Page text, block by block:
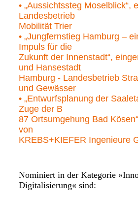
• „Aussichtssteg Moselblick“,
Landesbetrieb
Mobilität Trier
• „Jungfernstieg Hamburg –
Impuls für die
Zukunft der Innenstadt“,
und Hansestadt
Hamburg - Landesbetrieb
und Gewässer
• „Entwurfsplanung der
Zuge der B
87 Ortsumgehung Bad
von
KREBS+KIEFER Ingenieure
Nominiert in der Kategorie
Digitalisierung« sind: